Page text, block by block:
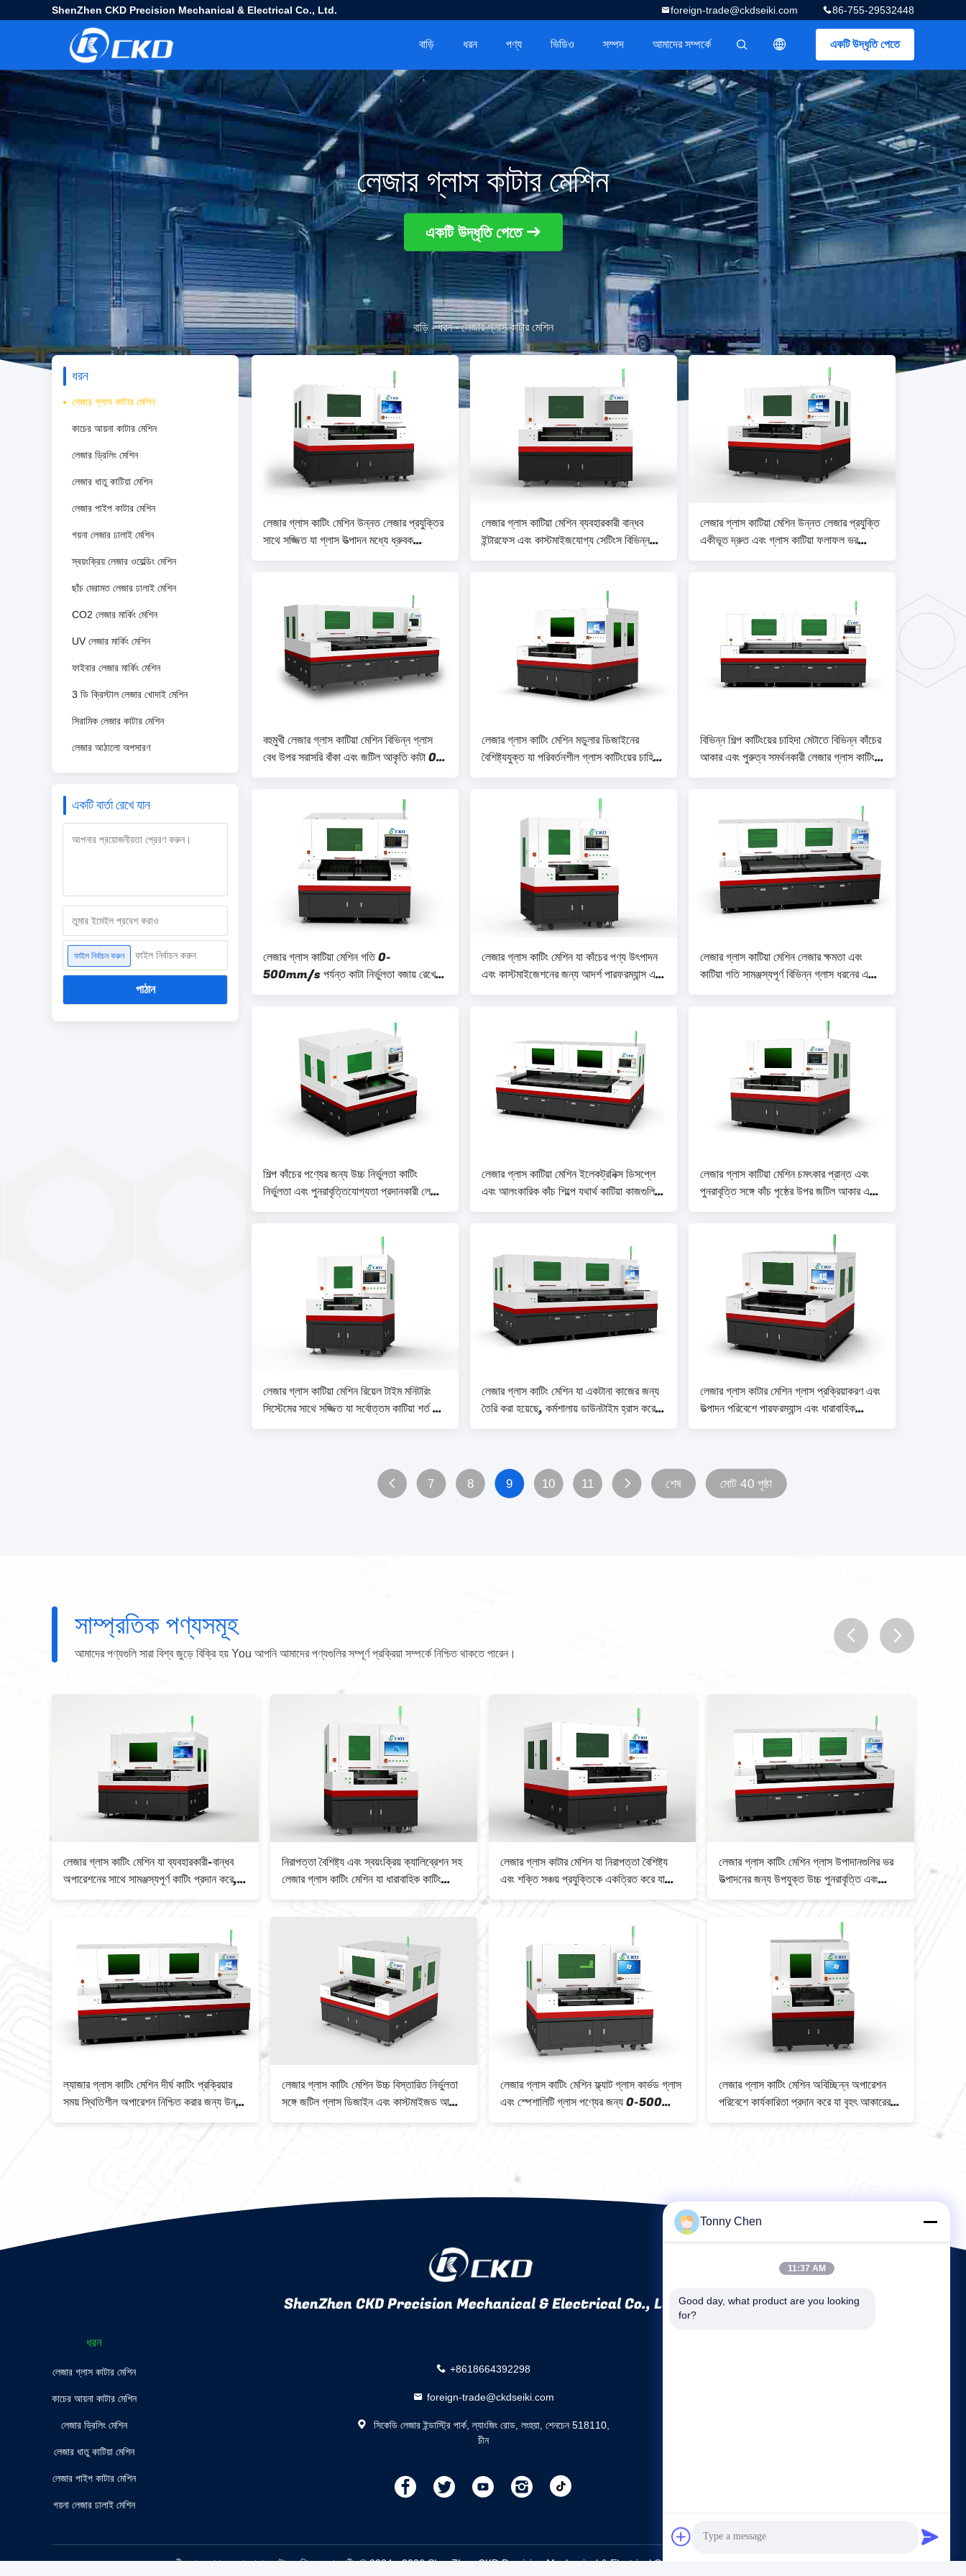
ShenZhen CKD Precision Mechanical & Electrical Co., Ltd. 86-755-29532448
foreign-trade@ckdseiki.com
একটি উদ্ধৃতি পেতে
描述
বাড়ি ধরন পণ্য ভিডিও সম্পদ আমাদের সম্পর্কে
লেজার গ্লাস কাটার মেশিন
একটি উদ্ধৃতি পেতে
বাড়ি-ধরন-লেজার গ্লাস কাটার মেশিন
ধরন
লেজার গ্লাস কাটার মেশিন
কাচের আয়না কাটার মেশিন
লেজার ড্রিলিং মেশিন
লেজার ধাতু কাটিয়া মেশিন
লেজার পাইপ কাটার মেশিন
গয়না লেজার ঢালাই মেশিন
স্বয়ংক্রিয় লেজার ওয়েল্ডিং মেশিন
ছাঁচ মেরামত লেজার ঢালাই মেশিন
CO2 লেজার মার্কিং মেশিন
UV লেজার মার্কিং মেশিন
ফাইবার লেজার মার্কিং মেশিন
3 ডি ক্রিস্টাল লেজার খোদাই মেশিন
সিরামিক লেজার কাটার মেশিন
লেজার আঠালো অপসারণ
একটি বার্তা রেখে যান
ফাইল নির্বাচন করুন ফাইল নির্বাচন করুন
পাঠান
লেজার গ্লাস কাটিং মেশিন উন্নত লেজার প্রযুক্তির
সাথে সজ্জিত যা গ্লাস উত্পাদন মধ্যে ধ্রুবক
কর্মক্ষমতা প্রদান করে
লেজার গ্লাস কাটিয়া মেশিন ব্যবহারকারী বান্ধব
ইন্টারফেস এবং কাস্টমাইজযোগ্য সেটিংস বিভিন্ন
গ্লাস কাটিয়া প্রয়োজনের জন্য বৈশিষ্ট্যযুক্ত
লেজার গ্লাস কাটিয়া মেশিন উন্নত লেজার প্রযুক্তি
একীভূত দ্রুত এবং গ্লাস কাটিয়া ফলাফল ভর
উত্পাদন অর্জন করতে গতি 0-500mm / s
বহুমুখী লেজার গ্লাস কাটিয়া মেশিন বিভিন্ন গ্লাস
বেধ উপর সরাসরি বাঁকা এবং জটিল আকৃতি কাটা 0-
500mm / সেকেন্ড গতি করতে সক্ষম
লেজার গ্লাস কাটিং মেশিন মডুলার ডিজাইনের
বৈশিষ্ট্যযুক্ত যা পরিবর্তনশীল গ্লাস কাটিংয়ের চাহিদা
মেটাতে সহজ আপগ্রেড এবং কাস্টমাইজেশনের
বিভিন্ন শিল্প কাটিংয়ের চাহিদা মেটাতে বিভিন্ন কাঁচের
আকার এবং পুরুত্ব সমর্থনকারী লেজার গ্লাস কাটিং
মেশিন
লেজার গ্লাস কাটিয়া মেশিন গতি 0-
500mm/s পর্যন্ত কাটা নির্ভুলতা বজায় রেখে
অপারেটিং খরচ কমানোর শক্তি অপারেশন জন্য
লেজার গ্লাস কাটিং মেশিন যা কাঁচের পণ্য উৎপাদন
এবং কাস্টমাইজেশনের জন্য আদর্শ পারফরম্যান্স এবং
ধারাবাহিক কাটিং সরবরাহ করে। চিপিং ≤৫μm
লেজার গ্লাস কাটিয়া মেশিন লেজার ক্ষমতা এবং
কাটিয়া গতি সামঞ্জস্যপূর্ণ বিভিন্ন গ্লাস ধরনের এবং
আকারের জন্য গতি 0-500mm/s
শিল্প কাঁচের পণ্যের জন্য উচ্চ নির্ভুলতা কাটিং
নির্ভুলতা এবং পুনরাবৃত্তিযোগ্যতা প্রদানকারী লেজার
গ্লাস কাটিং মেশিন। নির্ভুলতা ±0.01 মিমি
লেজার গ্লাস কাটিয়া মেশিন ইলেকট্রনিক্স ডিসপ্লে
এবং আলংকারিক কাঁচ শিল্পে যথার্থ কাটিয়া কাজগুলির
জন্য উপযুক্ত সঠিকতা ± 0.01mm
লেজার গ্লাস কাটিয়া মেশিন চমৎকার প্রান্ত এবং
পুনরাবৃত্তি সঙ্গে কাঁচ পৃষ্ঠের উপর জটিল আকার এবং
নিদর্শন কাটা জন্য অপ্টিমাইজড গতি 0-
লেজার গ্লাস কাটিয়া মেশিন রিয়েল টাইম মনিটরিং
সিস্টেমের সাথে সজ্জিত যা সর্বোত্তম কাটিয়া শর্ত এবং
নিয়ন্ত্রণ নিশ্চিত করে সঠিকতা ± 0.01mm
লেজার গ্লাস কাটিং মেশিন যা একটানা কাজের জন্য
তৈরি করা হয়েছে, কর্মশালায় ডাউনটাইম হ্রাস করে
এবং উৎপাদনশীলতা বৃদ্ধি করে গতি 0-
লেজার গ্লাস কাটার মেশিন গ্লাস প্রক্রিয়াকরণ এবং
উত্পাদন পরিবেশে পারফরম্যান্স এবং ধারাবাহিক
ফলাফল সরবরাহ করে ± 0.01 মিমি নির্ভুলতা
7 8 9 10 11 শেষ মোট 40 পৃষ্ঠা
সাম্প্রতিক পণ্যসমূহ
আমাদের পণ্যগুলি সারা বিশ্ব জুড়ে বিক্রি হয় You আপনি আমাদের পণ্যগুলির সম্পূর্ণ প্রক্রিয়া সম্পর্কে নিশ্চিত থাকতে পারেন।
লেজার গ্লাস কাটিং মেশিন যা ব্যবহারকারী-বান্ধব
অপারেশনের সাথে সামঞ্জস্যপূর্ণ কাটিং প্রদান করে, যা
গ্লাস পণ্য প্রস্তুতকারকদের জন্য আদর্শ
নিরাপত্তা বৈশিষ্ট্য এবং স্বয়ংক্রিয় ক্যালিব্রেশন সহ
লেজার গ্লাস কাটিং মেশিন যা ধারাবাহিক কাটিং
পারফরম্যান্স নিশ্চিত করে
লেজার গ্লাস কাটার মেশিন যা নিরাপত্তা বৈশিষ্ট্য
এবং শক্তি সঞ্চয় প্রযুক্তিকে একত্রিত করে যা
অবিচ্ছিন্ন শিল্পের জন্য উপযুক্ত
লেজার গ্লাস কাটিং মেশিন গ্লাস উপাদানগুলির ভর
উত্পাদনের জন্য উপযুক্ত উচ্চ পুনরাবৃত্তি এবং
নির্ভুলতা প্রদান করে
ল্যাজার গ্লাস কাটিং মেশিন দীর্ঘ কাটিং প্রক্রিয়ার
সময় স্থিতিশীল অপারেশন নিশ্চিত করার জন্য উন্নত
শীতল সিস্টেম বৈশিষ্ট্যযুক্ত
লেজার গ্লাস কাটিং মেশিন উচ্চ বিস্তারিত নির্ভুলতা
সঙ্গে জটিল গ্লাস ডিজাইন এবং কাস্টমাইজড আকার
উত্পাদন জন্য উপযুক্ত
লেজার গ্লাস কাটিং মেশিন ফ্ল্যাট গ্লাস কার্ভড গ্লাস
এবং স্পেশালিটি গ্লাস পণ্যের জন্য 0-500
মিমি/সেকেন্ড গতিতে বহুমুখী কাটিং বিকল্প সরবরাহ
লেজার গ্লাস কাটিং মেশিন অবিচ্ছিন্ন অপারেশন
পরিবেশে কার্যকারিতা প্রদান করে যা বৃহৎ আকারের
কাচের উত্পাদনকে যথার্থতা ± 0.01 মিমি সমর্থন
ShenZhen CKD Precision Mechanical & Electrical Co., Ltd.
ধরন
লেজার গ্লাস কাটার মেশিন
কাচের আয়না কাটার মেশিন
লেজার ড্রিলিং মেশিন
লেজার ধাতু কাটিয়া মেশিন
লেজার পাইপ কাটার মেশিন
গয়না লেজার ঢালাই মেশিন
+8618664392298
foreign-trade@ckdseiki.com
সিকেডি লেজার ইন্ডাস্ট্রি পার্ক, ল্যাংজিং রোড, লংহুয়া, শেনচেন 518110,
চীন
述
述
述
述
চীন ভাল গুণমান লেজার গ্লাস কাটার মেশিন সরবরাহকারী. © 2024 - 2026 ShenZhen CKD Precision Mechanical & Electrical Co., Ltd.. All Rights Reserved.
Tonny Chen
11:37 AM
Good day, what product are you looking
for?